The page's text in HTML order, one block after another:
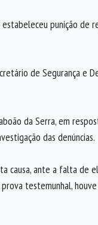
punição de
de Segurança e
da Serra, em
das denúncias.
causa, ante a falta de
testemunhal, houve